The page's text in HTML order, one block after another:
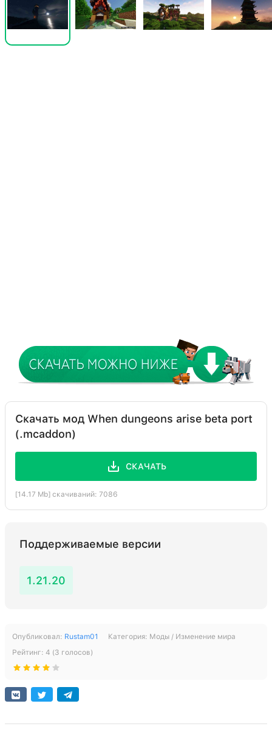
Скачать мод When dungeons arise beta port
(.mcaddon)
СКАЧАТЬ
[14.17 Mb] скачиваний: 7086
Поддерживаемые версии
1.21.20
Опубликовал: Rustam01 Категория: Моды / Изменение мира
Рейтинг: 4 (3 голосов)